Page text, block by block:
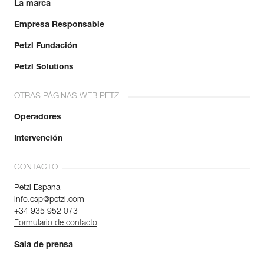
La marca
Empresa Responsable
Petzl Fundación
Petzl Solutions
OTRAS PÁGINAS WEB PETZL
Operadores
Intervención
CONTACTO
Petzl Espana
info.esp@petzl.com
+34 935 952 073
Formulario de contacto
Sala de prensa